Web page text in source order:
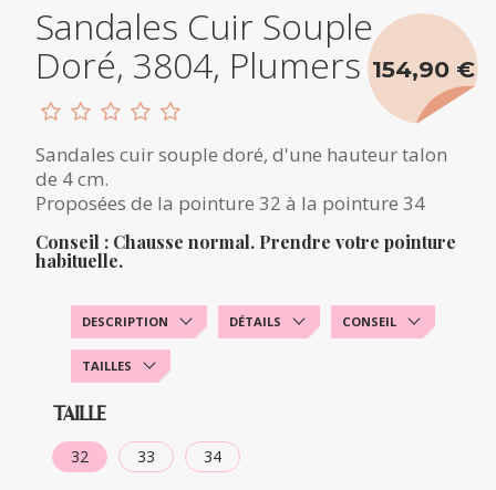
Sandales Cuir Souple
Doré, 3804, Plumers
Sandales cuir souple doré, d'une hauteur talon
de 4 cm.
Proposées de la pointure 32 à la pointure 34
Conseil : Chausse normal. Prendre votre pointure
habituelle.
154,90 €
DESCRIPTION DÉTAILS CONSEIL
TAILLES
TAILLE
32 33 34